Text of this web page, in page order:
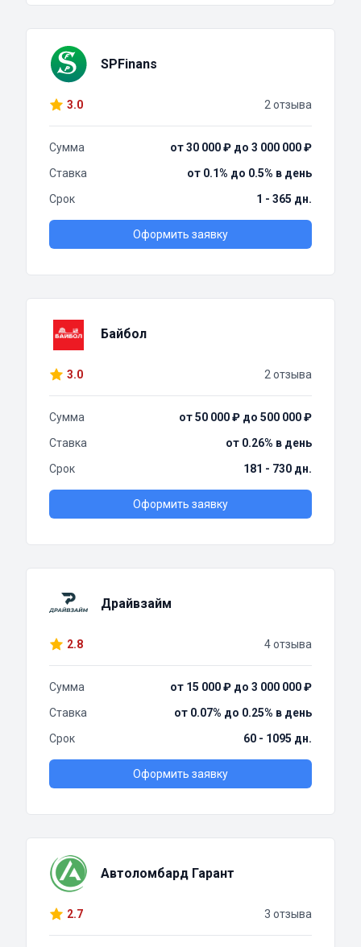
SPFinans
3.0 2 отзыва
Сумма
от 30 000 ₽ до 3 000 000 ₽
Ставка
от 0.1% до 0.5% в день
Срок
1 - 365 дн.
Оформить заявку
Байбол
3.0 2 отзыва
Сумма
от 50 000 ₽ до 500 000 ₽
Ставка
от 0.26% в день
Срок
181 - 730 дн.
Оформить заявку
Драйвзайм
2.8 4 отзыва
Сумма
от 15 000 ₽ до 3 000 000 ₽
Ставка
от 0.07% до 0.25% в день
Срок
60 - 1095 дн.
Оформить заявку
Автоломбард Гарант
2.7 3 отзыва